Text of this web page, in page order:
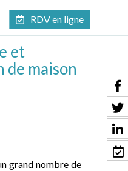
RDV en ligne
et
maison
grand nombre de